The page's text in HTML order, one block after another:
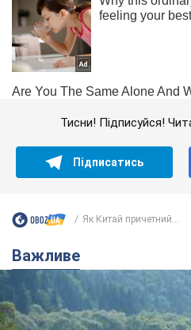
Тисни! Підписуйся!
Підписатись
Як Китай причетний...
Важливе